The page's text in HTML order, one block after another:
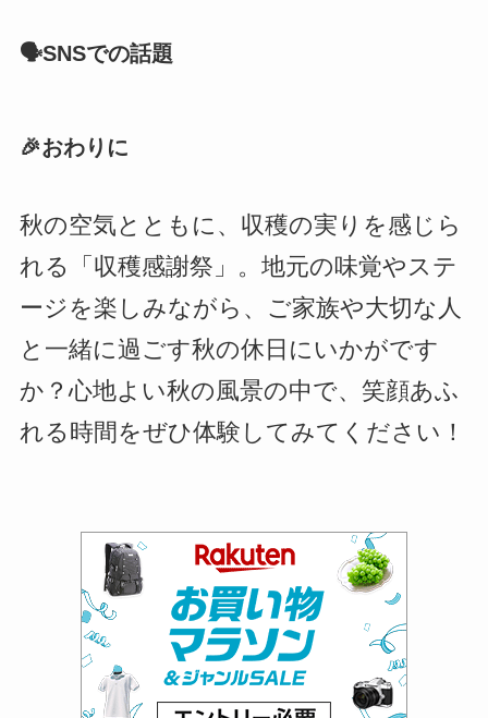
🗣SNSでの話題
🎉おわりに
秋の空気とともに、収穫の実りを感じら
れる「収穫感謝祭」。地元の味覚やステ
ージを楽しみながら、ご家族や大切な人
と一緒に過ごす秋の休日にいかがです
か？心地よい秋の風景の中で、笑顔あふ
れる時間をぜひ体験してみてください！